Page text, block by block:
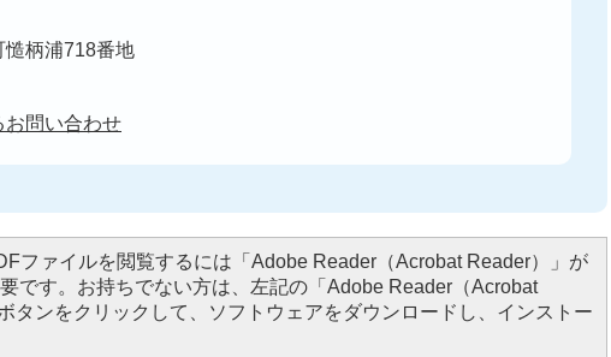
慥柄浦718番地
お問い合わせ
ファイルを閲覧するには「Adobe Reader（Acrobat Reader）」が
です。お持ちでない方は、左記の「Adobe Reader（Acrobat
タンをクリックして、ソフトウェアをダウンロードし、インストー